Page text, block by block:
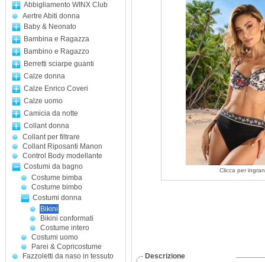
Abbigliamento WINX Club
Aertre Abiti donna
Baby & Neonato
Bambina e Ragazza
Bambino e Ragazzo
Berretti sciarpe guanti
Calze donna
Calze Enrico Coveri
Calze uomo
Camicia da notte
Collant donna
Collant per filtrare
Collant Riposanti Manon
Control Body modellante
Costumi da bagno
Costume bimba
Costume bimbo
Costumi donna
Bikini
Bikini conformati
Costume intero
Costumi uomo
Parei & Copricostume
Fazzoletti da naso in tessuto
Clicca per
Descrizione